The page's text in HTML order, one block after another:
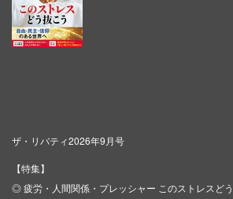
ザ・リバティ2026年9月号
【特集】
◎ 疲労・人間関係・プレッシャー このストレスど